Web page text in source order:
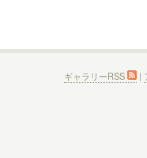
ギャラリーRSS |